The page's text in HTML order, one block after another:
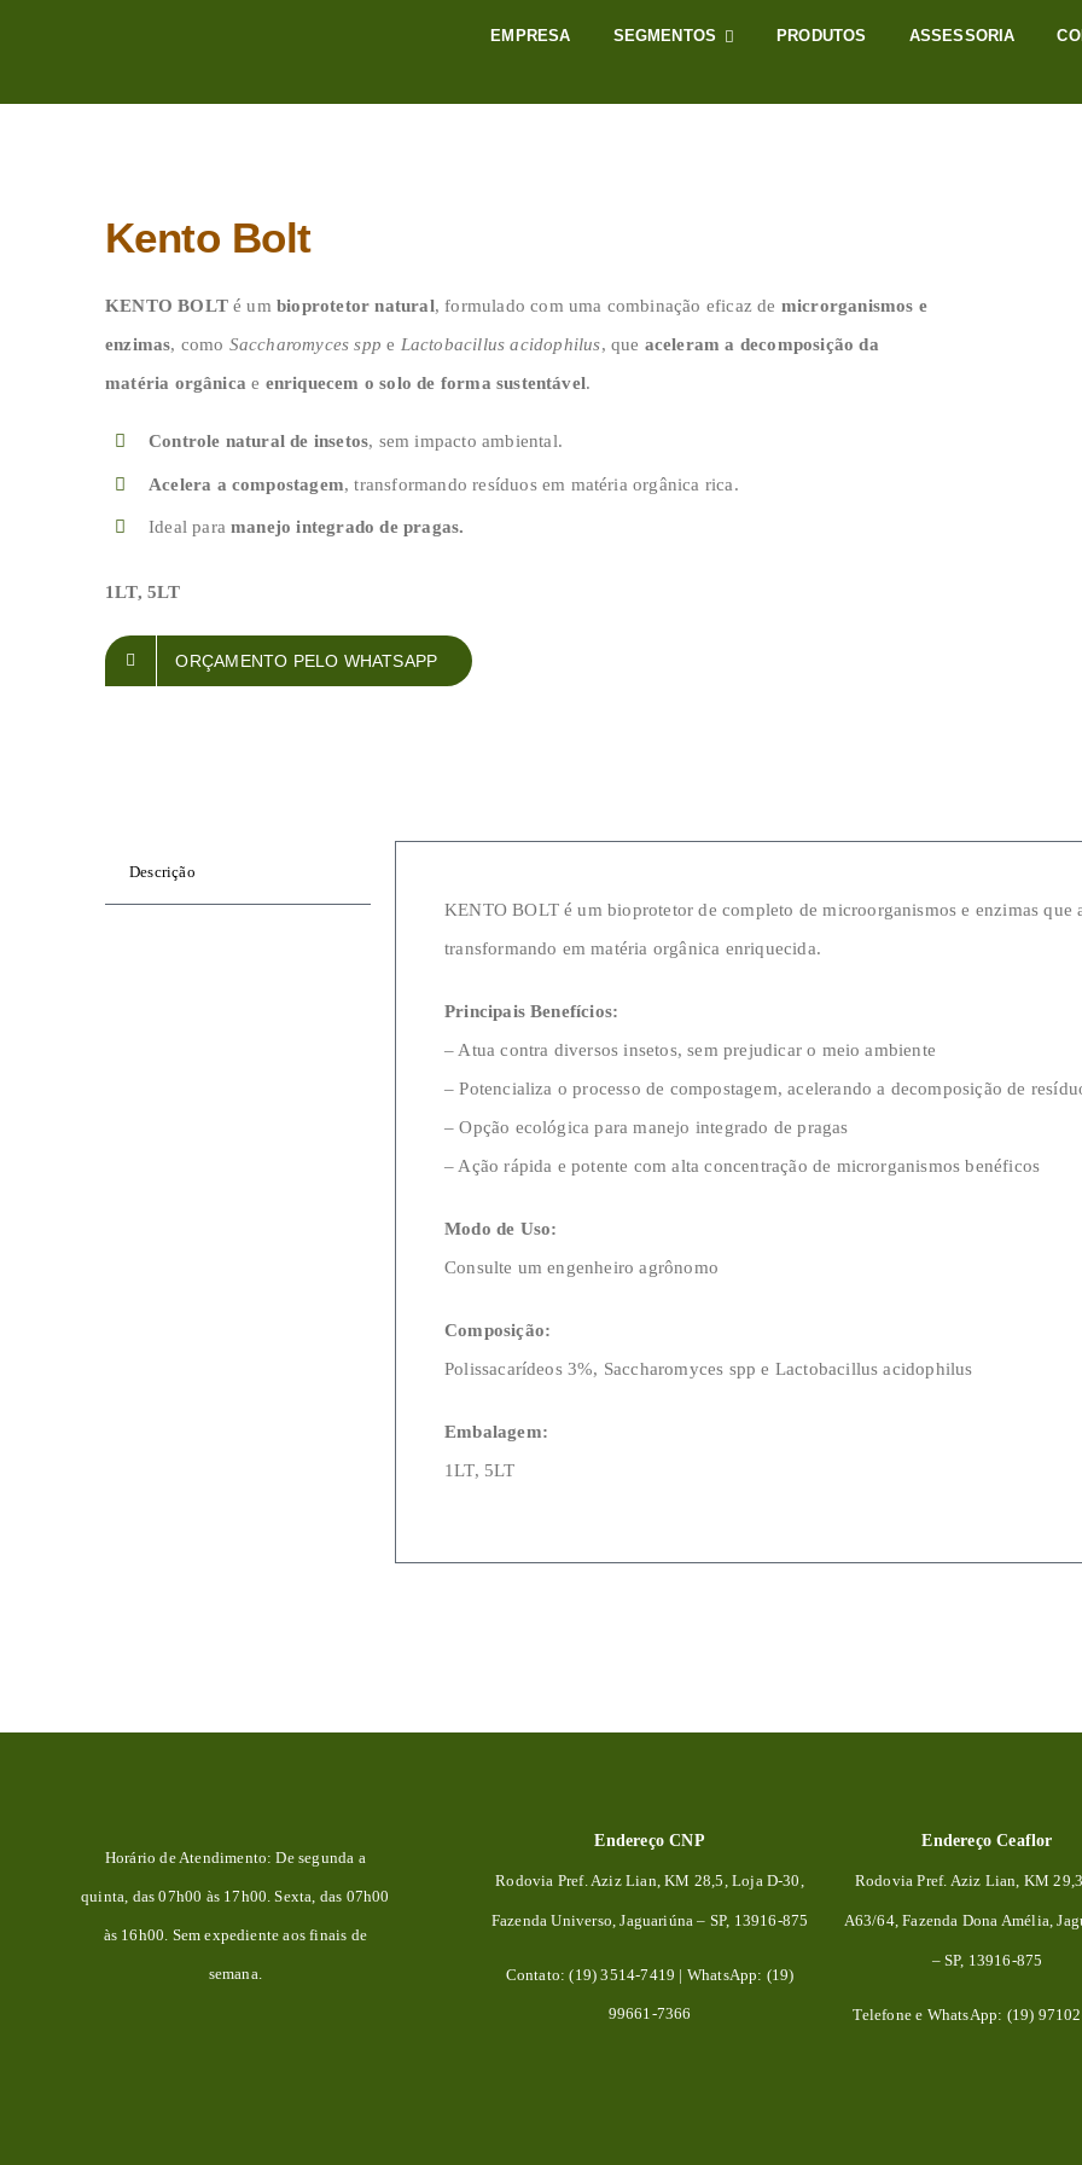
EMPRESA SEGMENTOS PRODUTOS ASSESSORIA
Kento Bolt
KENTO BOLTé umbioprotetor natural, formulado com uma combinação eficaz de microrganismos e
enzimas, como Saccharomyces spp e Lactobacillus acidophilus, que aceleram a decomposição da
matéria orgânica e enriquecem o solo de forma sustentável.
Controle natural de insetos, sem impacto ambiental.
Acelera a compostagem, transformando resíduos em matéria orgânica rica.
Ideal paramanejo integrado de pragas.
1LT, 5LT
ORÇAMENTO PELO WHATSAPP
Descrição
KENTO BOLT é um bioprotetor de completo de microorganismos e enzimas que
transformando em matéria orgânica enriquecida.
Principais Benefícios:
– Atua contra diversos insetos, sem prejudicar o meio ambiente
– Potencializa o processo de compostagem, acelerando a decomposição de
– Opção ecológica para manejo integrado de pragas
– Ação rápida e potente com alta concentração de microrganismos benéficos
Modo de Uso:
Consulte um engenheiro agrônomo
Composição:
Polissacarídeos 3%, Saccharomyces spp e Lactobacillus acidophilus
Embalagem:
1LT, 5LT
Horário de Atendimento: De segunda a
quinta, das 07h00 às 17h00. Sexta, das 07h00
às 16h00. Sem expediente aos finais de
semana.
Endereço CNP
Rodovia Pref. Aziz Lian, KM 28,5, Loja D-30,
FazendaUniverso, Jaguariúna – SP, 13916-875
Contato: (19) 3514-7419 | WhatsApp: (19)
99661-7366
Endereço Ceaflor
Rodovia Pref. Aziz Lian, KM
A63/64, Fazenda Dona Amélia,
– SP, 13916-875
Telefone e WhatsApp: (19)